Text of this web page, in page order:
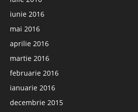
iunie 2016
mai 2016
aprilie 2016
martie 2016
februarie 2016
ianuarie 2016
decembrie 2015